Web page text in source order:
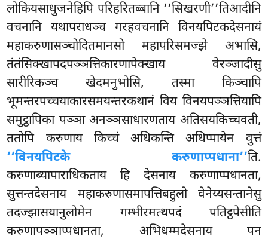
लोकियसाधुजनेहिपि परिहरितब्बानि ‘‘सिखरणी’’तिआदीनि
वचनानि यथापराधञ्च गरहवचनानि विनयपिटकदेसनायं
महाकरुणासञ्चोदितमानसो महापरिसमज्झे अभासि,
तंतंसिक्खापदपञ्ञत्तिकारणापेक्खाय वेरञ्जादीसु
सारीरिकञ्चखेदमनुभोसि, तस्मा किञ्चापि
भूमन्तरपच्चयाकारसमयन्तरकथानं विय विनयपञ्ञत्तियापि
समुट्ठापिका पञ्ञा अनञ्ञसाधारणताय अतिसयकिच्चवती,
ततोपि करुणाय किच्चं अधिकन्ति अधिप्पायेन वुत्तं
‘‘विनयपिटके करुणाप्पधाना’’ति.
करुणाब्यापाराधिकताय हि देसनाय करुणाप्पधानता,
सुत्तन्तदेसनाय महाकरुणासमापत्तिबहुलो वेनेय्यसन्तानेसु
तदज्झासयानुलोमेन गम्भीरमत्थपदं पतिट्ठपेसीति
करुणापञ्ञाप्पधानता, अभिधम्मदेसनाय पन